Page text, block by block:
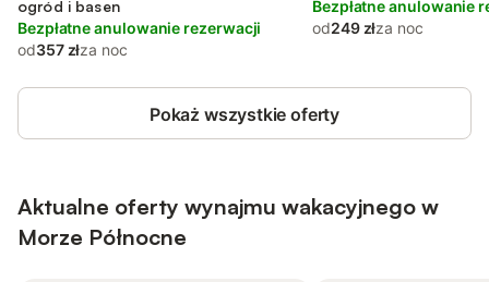
ogród i basen
Bezpłatne anulowanie rezerwacji
od357 złza noc
Bezpłatne anulowanie
od249 złza noc
Pokaż wszystkie oferty
Aktualne oferty wynajmu wakacyjnego w
Morze Północne